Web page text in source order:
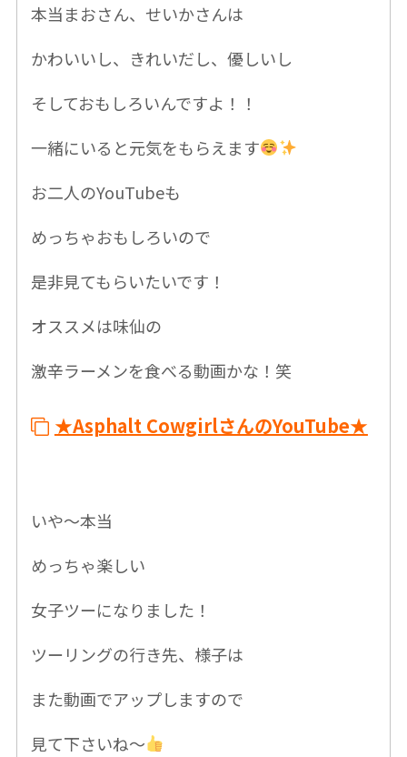
本当まおさん、せいかさんは
かわいいし、きれいだし、 優しいし
そしておもしろいんですよ！！
一緒にいると元気をもらえます
お二人のYouTubeも
めっちゃおもしろいので
是非見てもらいたいです！
オススメは味仙の
激辛ラーメンを食べる動画かな！笑
★Asphalt CowgirlさんのYouTube★
いや〜本当
めっちゃ楽しい
女子ツーになりました！
ツーリングの行き先、様子は
また動画でアップしますので
見て下さいね〜